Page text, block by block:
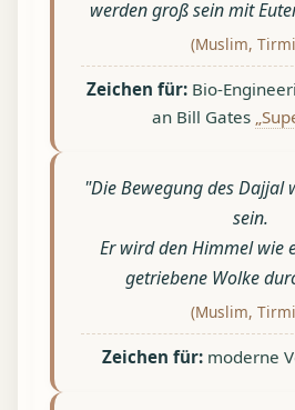
werden groß sein mit
(Muslim,
Zeichen für: Bio-
an Bill Gates
"Die Bewegung des Dajjal
sein.
Er wird den Himmel wie
getriebene Wolke
(Muslim,
Zeichen für: moderne